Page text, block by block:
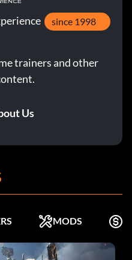
since 1998
trainers and other
Us
MODS